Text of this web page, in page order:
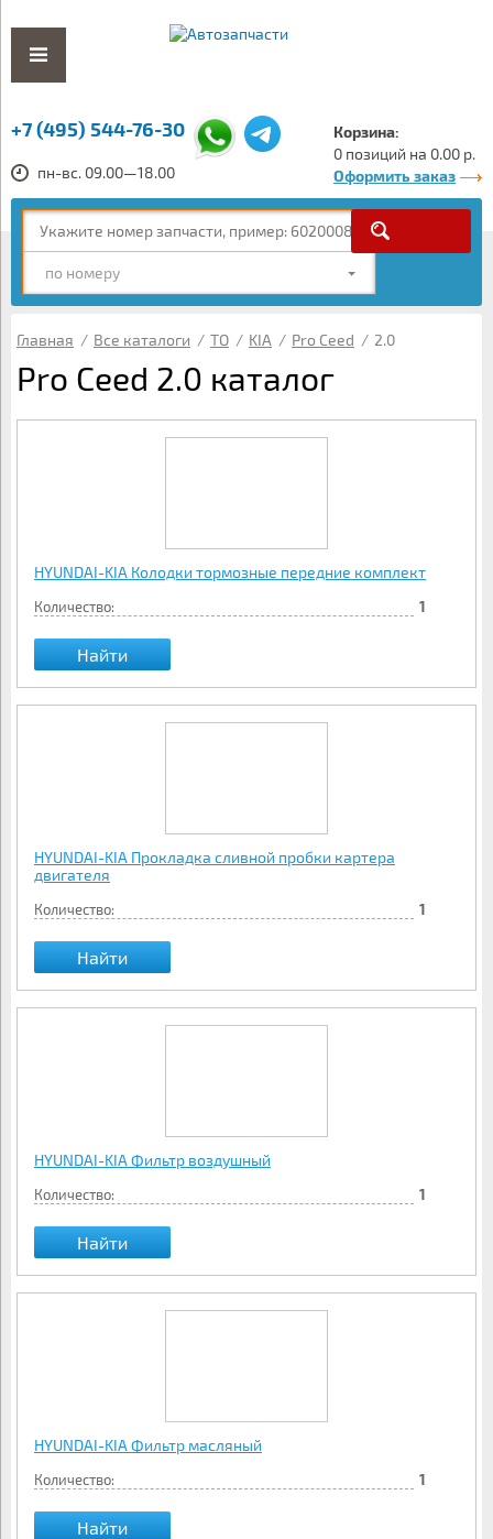
+7 (495) 544-76-30
пн-вс. 09.00—18.00
Корзина:
0 позиций на 0.00 р.
Оформить заказ
по номеру
Главная / Все каталоги / ТО / KIA / Pro Ceed / 2.0
Pro Ceed 2.0 каталог
HYUNDAI-KIA Колодки тормозные передние комплект
Количество: 1
Найти
HYUNDAI-KIA Прокладка сливной пробки картера
двигателя
Количество: 1
Найти
HYUNDAI-KIA Фильтр воздушный
Количество: 1
Найти
HYUNDAI-KIA Фильтр масляный
Количество: 1
Найти